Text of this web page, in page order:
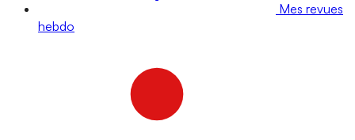
Mes revues
hebdo